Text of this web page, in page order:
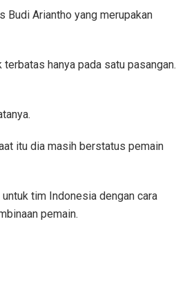
Budi Ariantho yang merupakan
hanya pada satu pasangan.
itu dia masih berstatus pemain
tim Indonesia dengan cara
pemain.